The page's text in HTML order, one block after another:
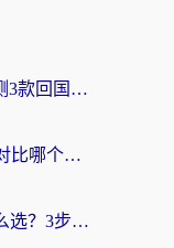
迅游和穿梭哪个好？海外党亲测3款回国加速器+手游加速对比，附避坑指南
斧牛VPN好用吗？和快游VPN对比哪个回国效果更好？马来西亚留学生亲测分享
海外党必看：中国VPN机场怎么选？3步教你无缝访问国内资源（附避坑指南）